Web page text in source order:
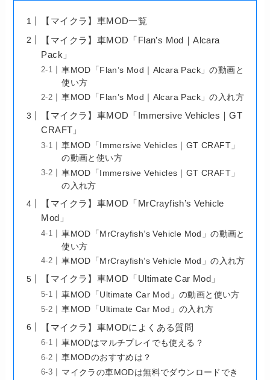
【マイクラ】車MOD一覧
【マイクラ】車MOD「Flan’s Mod｜Alcara
Pack」
車MOD「Flan’s Mod｜Alcara Pack」の動画と
使い方
車MOD「Flan’s Mod｜Alcara Pack」の入れ方
【マイクラ】車MOD「Immersive Vehicles｜GT
CRAFT」
車MOD「Immersive Vehicles｜GT CRAFT」
の動画と使い方
車MOD「Immersive Vehicles｜GT CRAFT」
の入れ方
【マイクラ】車MOD「MrCrayfish’s Vehicle
Mod」
車MOD「MrCrayfish’s Vehicle Mod」の動画と
使い方
車MOD「MrCrayfish’s Vehicle Mod」の入れ方
【マイクラ】車MOD「Ultimate Car Mod」
車MOD「Ultimate Car Mod」の動画と使い方
車MOD「Ultimate Car Mod」の入れ方
【マイクラ】車MODによくある質問
車MODはマルチプレイでも使える？
車MODのおすすめは？
マイクラの車MODは無料でダウンロードでき